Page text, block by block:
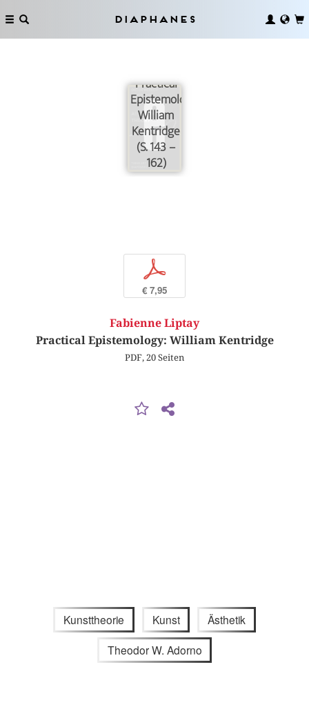
Diaphanes
Practical
Epistemology:
William
Kentridge
(S. 143 –
162)
p
€ 7,95
Fabienne Liptay
Practical Epistemology: William Kentridge
PDF, 20 Seiten
Kunsttheorie Kunst Ästhetik
Theodor W. Adorno